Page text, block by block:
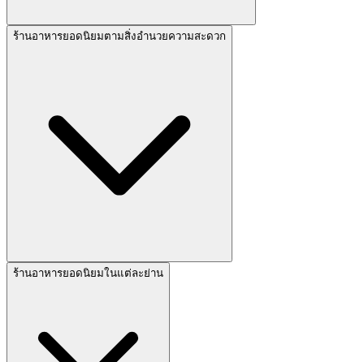
ร้านอาหารยอดนิยมตามสิ่งอำนวยความสะดวก
ร้านอาหารยอดนิยมในแต่ละย่าน